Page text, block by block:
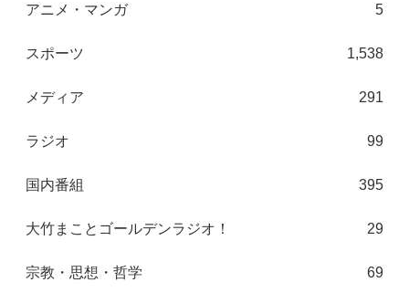
アニメ・マンガ 5
スポーツ 1,538
メディア 291
ラジオ 99
国内番組 395
大竹まことゴールデンラジオ！ 29
宗教・思想・哲学 69